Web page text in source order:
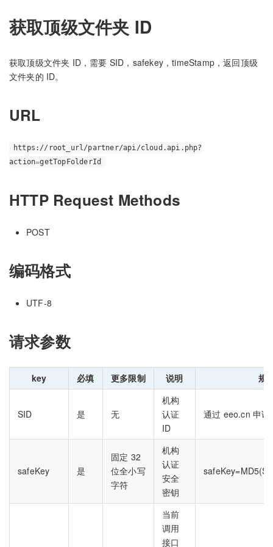
获取顶级文件夹 ID
获取顶级文件夹 ID，需要 SID，safekey，timeStamp，返回顶级
文件夹的 ID。
URL
https://root_url/partner/api/cloud.api.php?
action=getTopFolderId
HTTP Request Methods
POST
编码格式
UTF-8
请求参数
key 必填 更多限制 说明 规
SID 是 无
机构
认证
ID
通过 eeo.cn 申请
safeKey 是
固定 32
位全小写
字符
机构
认证
安全
密钥
当前
调用
接口